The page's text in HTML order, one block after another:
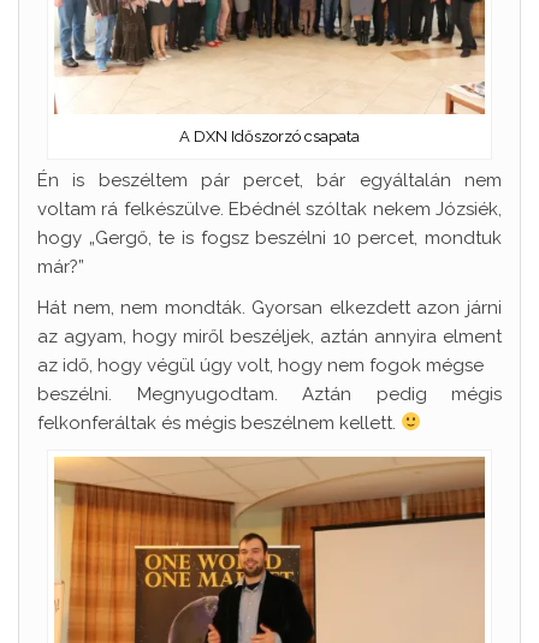
A DXN Időszorzó csapata
Én is beszéltem pár percet, bár egyáltalán nem
voltam rá felkészülve. Ebédnél szóltak nekem Józsiék,
hogy „Gergő, te is fogsz beszélni 10 percet, mondtuk
már?”
Hát nem, nem mondták. Gyorsan elkezdett azon járni
az agyam, hogy miről beszéljek, aztán annyira elment
az idő, hogy végül úgy volt, hogy nem fogok mégse
beszélni. Megnyugodtam. Aztán pedig mégis
felkonferáltak és mégis beszélnem kellett.